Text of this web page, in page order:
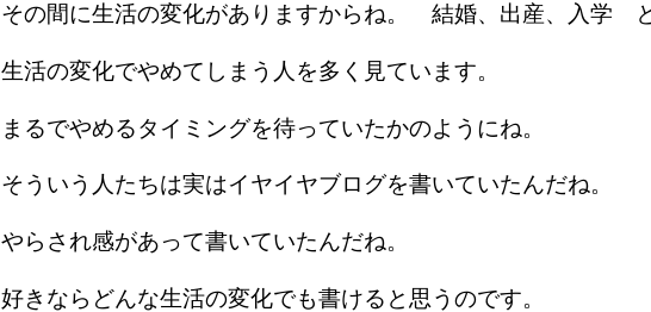
その間に生活の変化がありますからね。 結婚、出産、入学 と
生活の変化でやめてしまう人を多く見ています。
まるでやめるタイミングを待っていたかのようにね。
そういう人たちは実はイヤイヤブログを書いていたんだね。
やらされ感があって書いていたんだね。
好きならどんな生活の変化でも書けると思うのです。